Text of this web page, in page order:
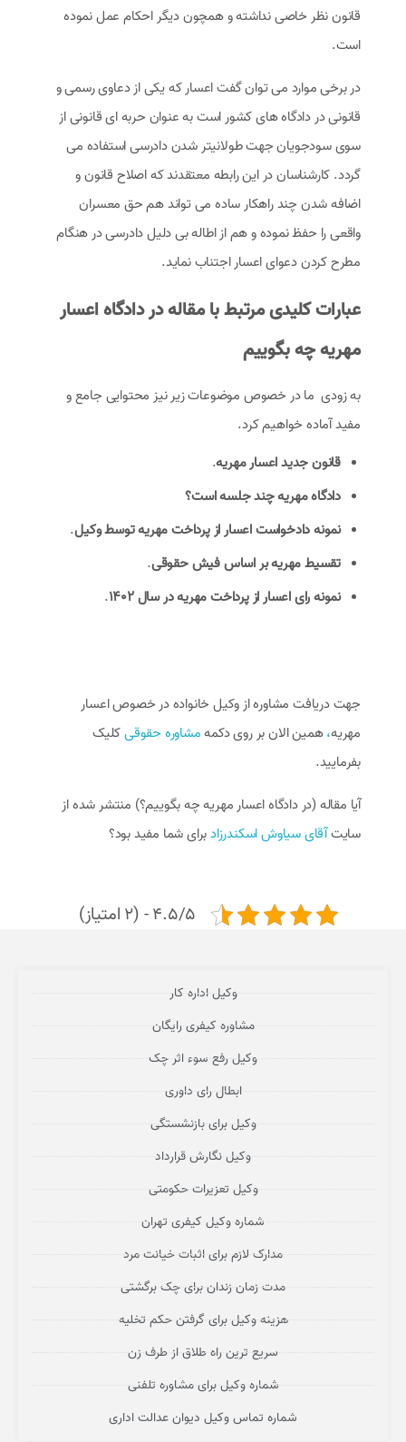
قانون نظر خاصی نداشته و همچون دیگر احکام عمل نموده
است.
در برخی موارد می توان گفت اعسار که یكی از دعاوی رسمی و
قانونی در دادگاه های كشور است به عنوان حربه ای قانونی از
سوی سودجویان جهت طولانیتر شدن دادرسی استفاده می
گردد. کارشناسان در این رابطه معتقدند که اصلاح قانون و
اضافه شدن چند راهكار ساده می تواند هم حق معسران
واقعی را حفظ نموده و هم از اطاله بی دلیل دادرسی در هنگام
مطرح كردن دعوای اعسار اجتناب نماید.
عبارات کلیدی مرتبط با مقاله در دادگاه اعسار
مهریه چه بگوییم
به زودی ما در خصوص موضوعات زیر نیز محتوایی جامع و
مفید آماده خواهیم کرد.
قانون جدید اعسار مهریه.
دادگاه مهریه چند جلسه است؟
نمونه دادخواست اعسار از پرداخت مهریه توسط وکیل.
تقسیط مهریه بر اساس فیش حقوقی.
نمونه رای اعسار از پرداخت مهریه در سال 1402
.
جهت دریافت مشاوره از وکیل خانواده در خصوص اعسار
مهریه،همین الان بر روی دکمهمشاوره حقوقیکلیک
بفرمایید.
آیا مقاله (در دادگاه اعسار مهریه چه بگوییم؟) منتشر شده از
سایتآقای سیاوش اسکندرزادبرای شما مفید بود؟
4.5/5 - (2 امتیاز)
وکیل اداره کار
مشاوره کیفری رایگان
وکیل رفع سوء اثر چک
ابطال رای داوری
وکیل برای بازنشستگی
وکیل نگارش قرارداد
وکیل تعزیرات حکومتی
شماره وکیل کیفری تهران
مدارک لازم برای اثبات خیانت مرد
مدت زمان زندان برای چک برگشتی
هزینه وکیل برای گرفتن حکم تخلیه
سریع ترین راه طلاق از طرف زن
شماره وکیل برای مشاوره تلفنی
شماره تماس وکیل دیوان عدالت اداری